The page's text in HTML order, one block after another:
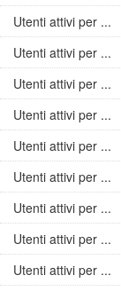
Utenti attivi per ...
Utenti attivi per ...
Utenti attivi per ...
Utenti attivi per ...
Utenti attivi per ...
Utenti attivi per ...
Utenti attivi per ...
Utenti attivi per ...
Utenti attivi per ...